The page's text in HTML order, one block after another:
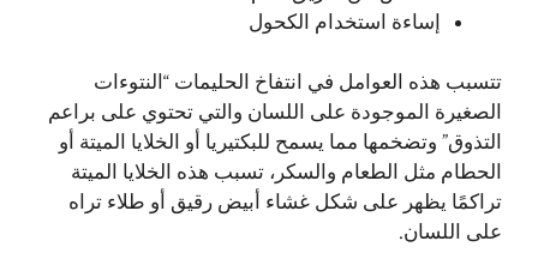
إساءة استخدام الكحول
تتسبب هذه العوامل في انتفاخ الحليمات “النتوءات
الصغيرة الموجودة على اللسان والتي تحتوي على براعم
التذوق” وتضخمها مما يسمح للبكتيريا أو الخلايا الميتة أو
الحطام مثل الطعام والسكر، تسبب هذه الخلايا الميتة
تراكمًا يظهر على شكل غشاء أبيض رقيق أو طلاء تراه
على اللسان.